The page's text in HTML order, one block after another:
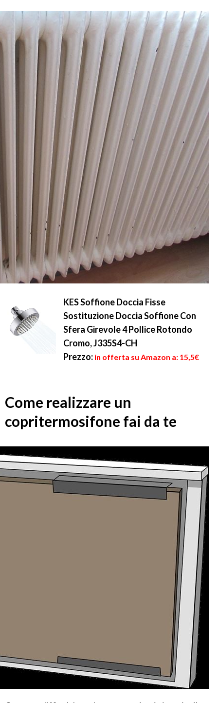
KES Soffione Doccia Fisse
Sostituzione Doccia Soffione Con
Sfera Girevole 4 Pollice Rotondo
Cromo, J335S4-CH
Prezzo: in offerta su Amazon a: 15,5€
Come realizzare un
copritermosifone fai da te